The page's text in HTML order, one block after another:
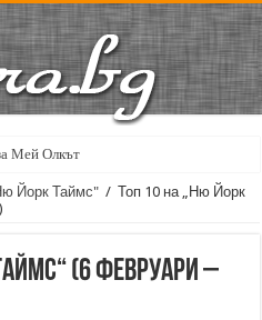
Мей Олкът
Йорк Таймс" / Топ 10 на „Ню Йорк
(6 февруари –